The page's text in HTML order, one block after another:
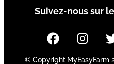
Suivez-nous sur
© Copyright MyEasyFarm